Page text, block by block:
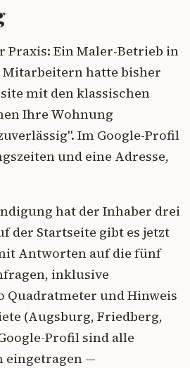
Praxis: Ein Maler-Betrieb in
hatte bisher
mit den klassischen
Ihre Wohnung
Im Google-Profil
und eine Adresse,
hat der Inhaber drei
der Startseite gibt es jetzt
Antworten auf die fünf
inklusive
Quadratmeter und Hinweis
(Augsburg, Friedberg,
Profil sind alle
eingetragen —